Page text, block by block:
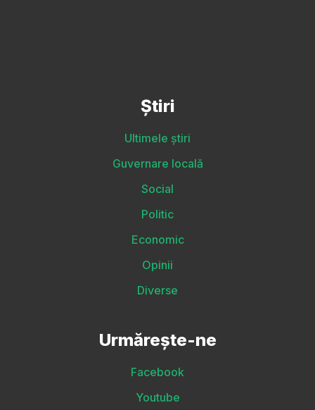
Știri
Ultimele știri
Guvernare locală
Social
Politic
Economic
Opinii
Diverse
Urmărește-ne
Facebook
Youtube